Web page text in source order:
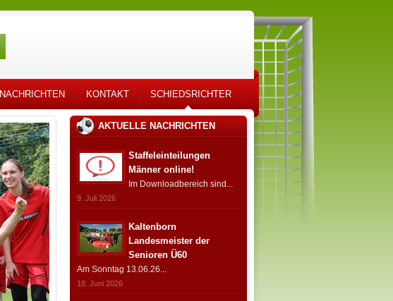
NACHRICHTEN KONTAKT SCHIEDSRICHTER
AKTUELLE NACHRICHTEN
Staffeleinteilungen
Männer online!
Im Downloadbereich sind...
9. Juli 2026
Kaltenborn
Landesmeister der
Senioren Ü60
Am Sonntag 13.06.26...
18. Juni 2026